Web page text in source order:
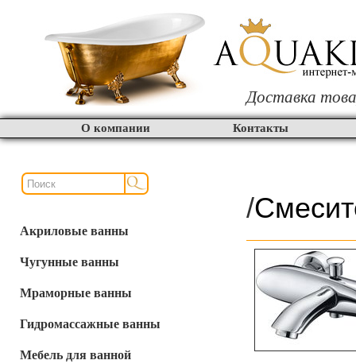
Доставка
О компании Контакты
Акриловые ванны
Чугунные ванны
Мраморные ванны
Гидромассажные ванны
Мебель для ванной
/